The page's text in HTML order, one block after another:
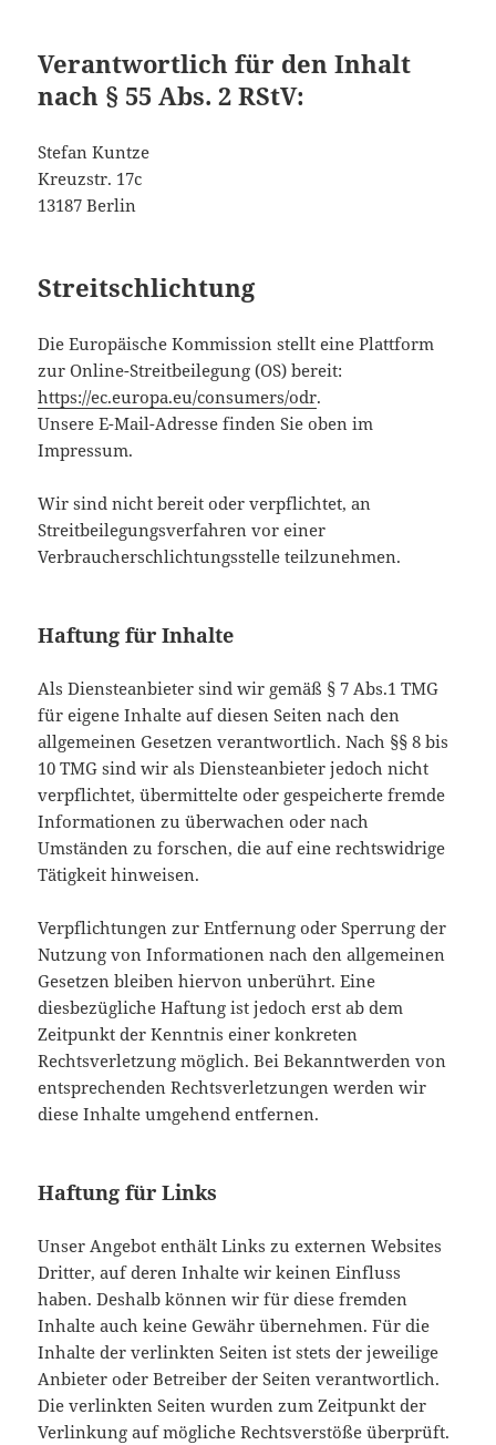
Verantwortlich für den Inhalt
nach § 55 Abs. 2 RStV:
Stefan Kuntze
Kreuzstr. 17c
13187 Berlin
Streitschlichtung
Die Europäische Kommission stellt eine Plattform
zur Online-Streitbeilegung (OS) bereit:
https://ec.europa.eu/consumers/odr.
Unsere E-Mail-Adresse finden Sie oben im
Impressum.
Wir sind nicht bereit oder verpflichtet, an
Streitbeilegungsverfahren vor einer
Verbraucherschlichtungsstelle teilzunehmen.
Haftung für Inhalte
Als Diensteanbieter sind wir gemäß § 7 Abs.1 TMG
für eigene Inhalte auf diesen Seiten nach den
allgemeinen Gesetzen verantwortlich. Nach §§ 8 bis
10 TMG sind wir als Diensteanbieter jedoch nicht
verpflichtet, übermittelte oder gespeicherte fremde
Informationen zu überwachen oder nach
Umständen zu forschen, die auf eine rechtswidrige
Tätigkeit hinweisen.
Verpflichtungen zur Entfernung oder Sperrung der
Nutzung von Informationen nach den allgemeinen
Gesetzen bleiben hiervon unberührt. Eine
diesbezügliche Haftung ist jedoch erst ab dem
Zeitpunkt der Kenntnis einer konkreten
Rechtsverletzung möglich. Bei Bekanntwerden von
entsprechenden Rechtsverletzungen werden wir
diese Inhalte umgehend entfernen.
Haftung für Links
Unser Angebot enthält Links zu externen Websites
Dritter, auf deren Inhalte wir keinen Einfluss
haben. Deshalb können wir für diese fremden
Inhalte auch keine Gewähr übernehmen. Für die
Inhalte der verlinkten Seiten ist stets der jeweilige
Anbieter oder Betreiber der Seiten verantwortlich.
Die verlinkten Seiten wurden zum Zeitpunkt der
Verlinkung auf mögliche Rechtsverstöße überprüft.